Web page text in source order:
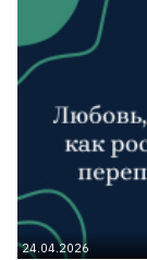
24.04.2026